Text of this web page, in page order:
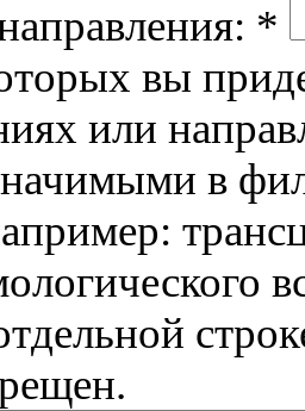
*
вы
или
в